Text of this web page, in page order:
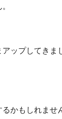
ップしてき
かもしれませ